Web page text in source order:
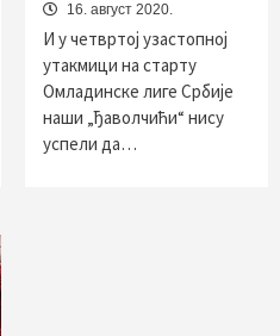
16. август 2020.
И у четвртој узастопној
утакмици на старту
Омладинске лиге Србије
наши „ђаволчићи“ нису
успели да…